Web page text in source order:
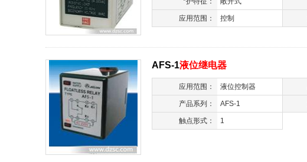
应用范围： 控制
AFS-1液位继电器
应用范围： 液位控制器
产品系列： AFS-1
触点形式： 1